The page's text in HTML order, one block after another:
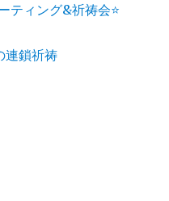
ティング&祈祷会⭐️
連鎖祈祷